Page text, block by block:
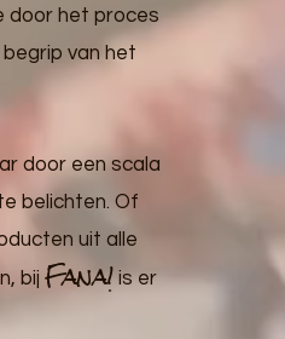
door het proces
van het
door een scala
belichten. Of
uit alle
bij Fana! is er